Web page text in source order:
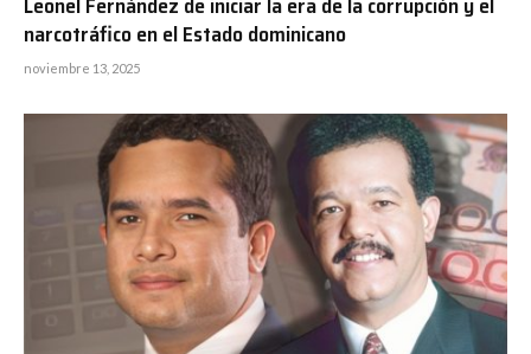
narcotráfico en el Estado dominicano
noviembre 13, 2025